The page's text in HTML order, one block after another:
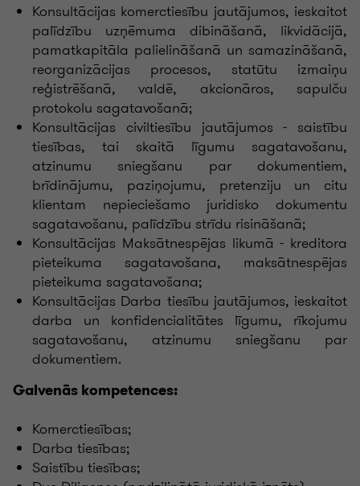
Konsultācijas komerctiesību jautājumos, ieskaitot
palīdzību uzņēmuma dibināšanā, likvidācijā,
pamatkapitāla palielināšanā un samazināšanā,
reorganizācijas procesos, statūtu izmaiņu
reģistrēšanā, valdē, akcionāros, sapulču
protokolu sagatavošanā;
Konsultācijas civiltiesību jautājumos - saistību
tiesības, tai skaitā līgumu sagatavošanu,
atzinumu sniegšanu par dokumentiem,
brīdinājumu, paziņojumu, pretenziju un citu
klientam nepieciešamo juridisko dokumentu
sagatavošanu, palīdzību strīdu risināšanā;
Konsultācijas Maksātnespējas likumā - kreditora
pieteikuma sagatavošana, maksātnespējas
pieteikuma sagatavošana;
Konsultācijas Darba tiesību jautājumos, ieskaitot
darba un konfidencialitātes līgumu, rīkojumu
sagatavošanu, atzinumu sniegšanu par
dokumentiem.
Galvenās kompetences:
Komerctiesības;
Darba tiesības;
Saistību tiesības;